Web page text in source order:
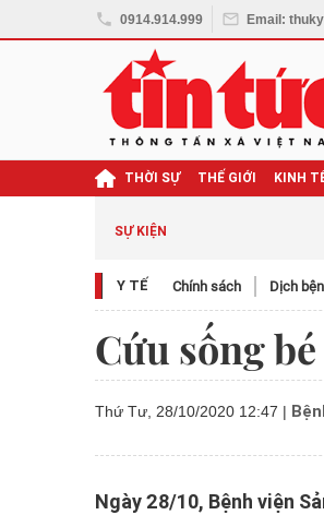
0914.914.999 Email:
THỜI SỰ THẾ GIỚI KINH
SỰ KIỆN
Y TẾ Chính sách Dịch
Cứu sống
Thứ Tư, 28/10/2020 12:47 |
Ngày 28/10, Bệnh viện